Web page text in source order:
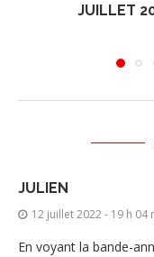
JUILLET
JULIEN
12 juillet 2022 - 19 h 04
En voyant la bande-